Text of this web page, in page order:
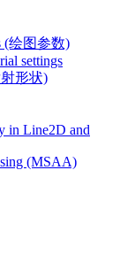
(绘图参数)
settings
射形状)
in Line2D and
(MSAA)